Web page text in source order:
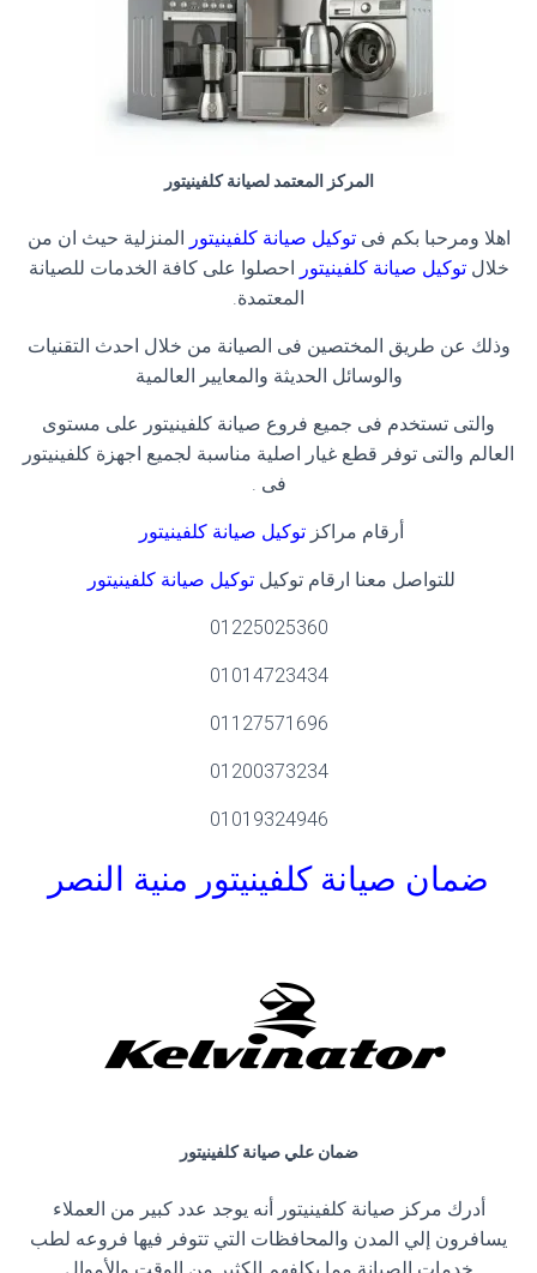
المركز المعتمد لصيانة كلفينيتور
اهلا ومرحبا بكم فىتوكيل صيانة كلفينيتور المنزلية حيث ان من
خلالتوكيل صيانة كلفينيتور احصلوا على كافة الخدمات للصيانة
المعتمدة.
وذلك عن طريق المختصين فى الصيانة من خلال احدث التقنيات
والوسائل الحديثة والمعايير العالمية
والتى تستخدم فى جميع فروع صيانة كلفينيتور على مستوى
العالم والتى توفر قطع غيار اصلية مناسبة لجميع اجهزة كلفينيتور
فى .
أرقام مراكزتوكيل صيانة كلفينيتور
للتواصل معنا ارقام توكيلتوكيل صيانة كلفينيتور
01225025360
01014723434
01127571696
01200373234
01019324946
ضمان صيانة كلفينيتور منية النصر
ضمان علي صيانة كلفينيتور
أدرك مركز صيانة كلفينيتور أنه يوجد عدد كبير من العملاء
يسافرون إلي المدن والمحافظات التي تتوفر فيها فروعه لطب